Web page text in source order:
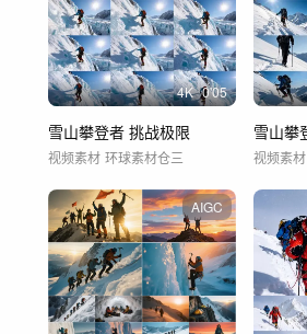
4K 0'05
雪山攀登者 挑战极限
视频素材 环球素材仓三 视频素材
AIGC